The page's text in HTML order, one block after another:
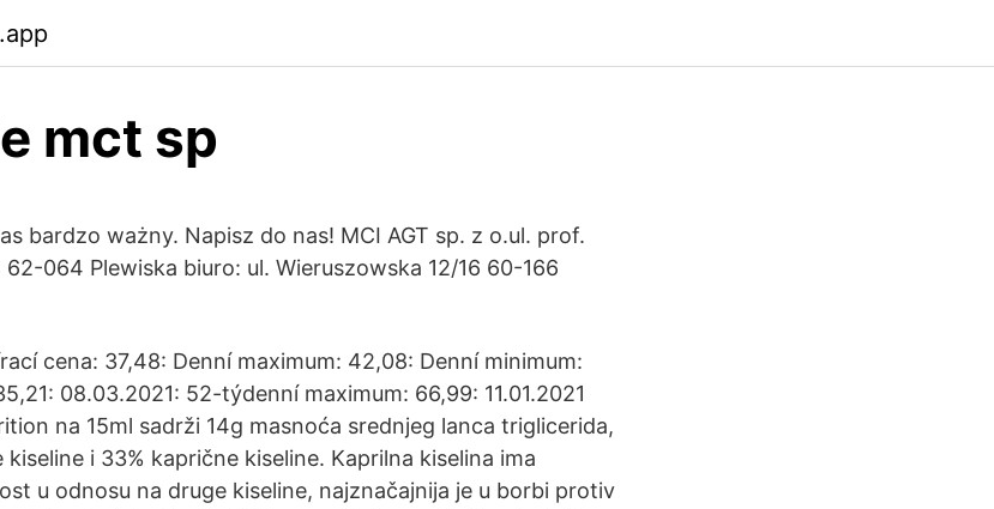
mct sp
bardzo ważny. Napisz do nas! MCI AGT sp. z o.ul. prof.
62-064 Plewiska biuro: ul. Wieruszowska 12/16 60-166
cena: 37,48: Denní maximum: 42,08: Denní minimum:
08.03.2021: 52-týdenní maximum: 66,99: 11.01.2021
na 15ml sadrži 14g masnoća srednjeg lanca triglicerida,
i 33% kaprične kiseline. Kaprilna kiselina ima
u odnosu na druge kiseline, najznačajnija je u borbi protiv